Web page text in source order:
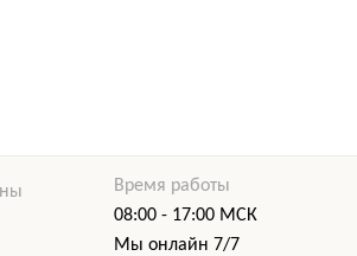
Время работы
08:00 - 17:00 МСК
Мы онлайн 7/7